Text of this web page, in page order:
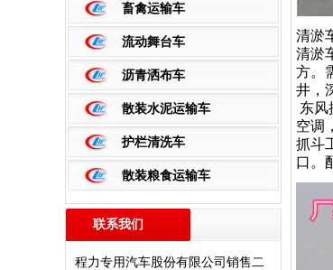
畜禽运输车
流动舞台车
沥青洒布车
散装水泥运输车
护栏清洗车
散装粮食运输车
联系我们 更多>>
程力专用汽车股份有限公司销售二
清淤
清淤
方。
井，
东风
空调
抓斗
口。